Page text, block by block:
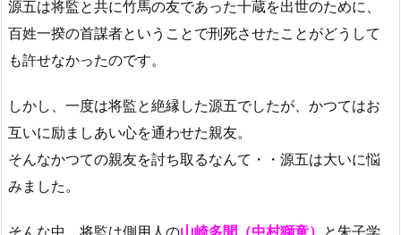
源五は将監と共に竹馬の友であった十蔵を出世のために、
百姓一揆の首謀者ということで刑死させたことがどうして
も許せなかったのです。
しかし、一度は将監と絶縁した源五でしたが、かつてはお
互いに励ましあい心を通わせた親友。
そんなかつての親友を討ち取るなんて・・源五は大いに悩
みました。
そんな中、将監は側用人の山崎多聞（中村獅童） と朱子学